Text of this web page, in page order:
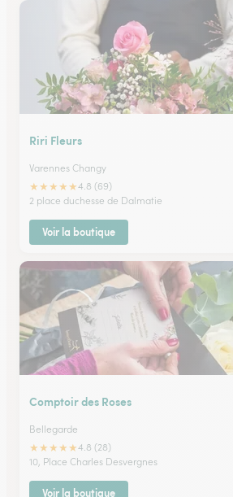
Riri Fleurs
Varennes Changy
★★★★★4.8 (69)
2 place duchesse de Dalmatie
Voir la boutique
Comptoir des Roses
Bellegarde
★★★★★4.8 (28)
10, Place Charles Desvergnes
Voir la boutique